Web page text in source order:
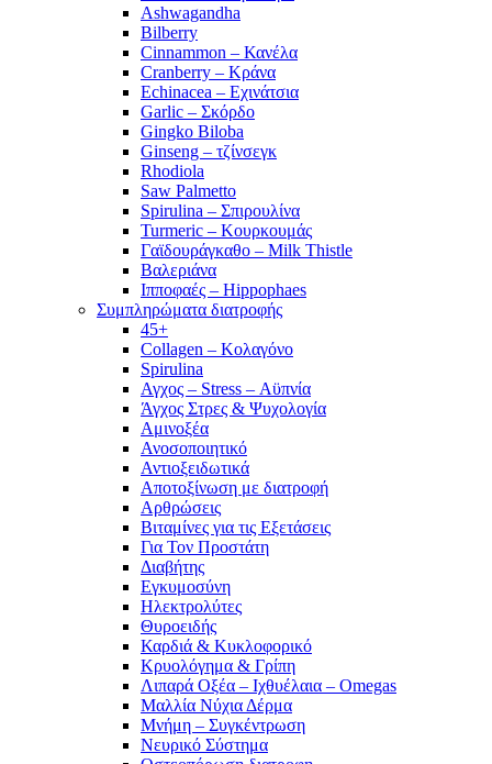
Ashwagandha
Bilberry
Cinnammon – Κανέλα
Cranberry – Κράνα
Echinacea – Εχινάτσια
Garlic – Σκόρδο
Gingko Biloba
Ginseng – τζίνσεγκ
Rhodiola
Saw Palmetto
Spirulina – Σπιρουλίνα
Turmeric – Κουρκουμάς
Γαϊδουράγκαθο – Milk Thistle
Βαλεριάνα
Ιπποφαές – Hippophaes
Συμπληρώματα διατροφής
45+
Collagen – Κολαγόνο
Spirulina
Αγχος – Stress – Αϋπνία
Άγχος Στρες & Ψυχολογία
Αμινοξέα
Ανοσοποιητικό
Αντιοξειδωτικά
Αποτοξίνωση με διατροφή
Αρθρώσεις
Βιταμίνες για τις Εξετάσεις
Για Τον Προστάτη
Διαβήτης
Εγκυμοσύνη
Ηλεκτρολύτες
Θυροειδής
Καρδιά & Κυκλοφορικό
Κρυολόγημα & Γρίπη
Λιπαρά Οξέα – Ιχθυέλαια – Omegas
Μαλλία Νύχια Δέρμα
Μνήμη – Συγκέντρωση
Νευρικό Σύστημα